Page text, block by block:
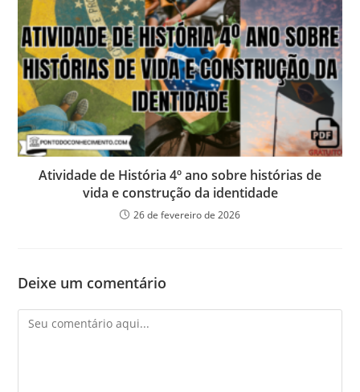
Atividade de História 4º ano sobre histórias de
vida e construção da identidade
26 de fevereiro de 2026
Deixe um comentário
Comentário